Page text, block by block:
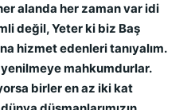
alanda her zaman var idi
değil, Yeter ki biz Baş
hizmet edenleri tanıyalım.
yenilmeye mahkumdurlar.
birler en az iki kat